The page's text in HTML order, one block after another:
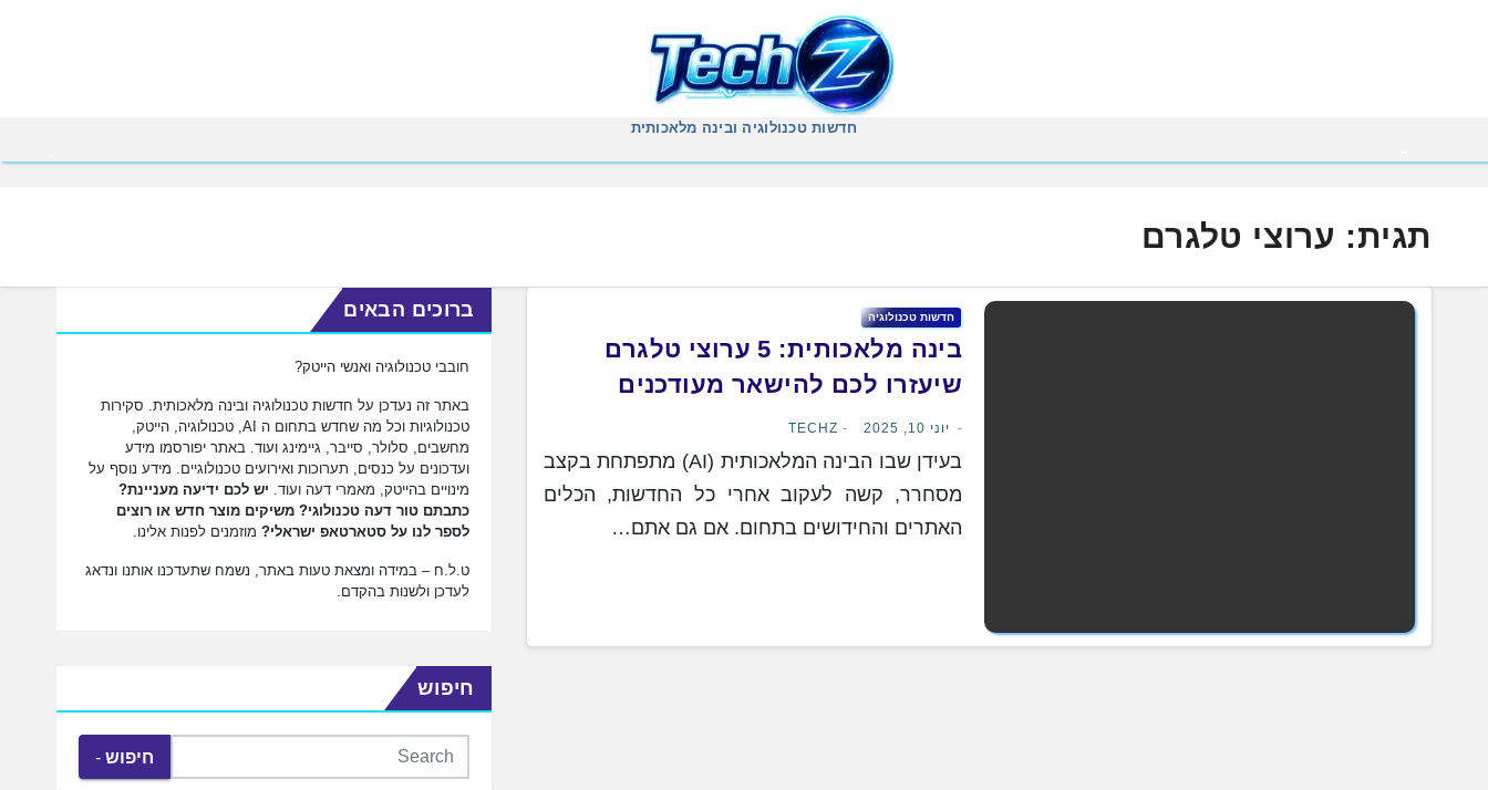
חדשות טכנולוגיה ובינה מלאכותית
תגית: ערוצי טלגרם
חדשות טכנולוגיה
בינה מלאכותית: 5 ערוצי טלגרם
שיעזרו לכם להישאר מעודכנים
יוני 10, 2025 TECHZ
בעידן שבו הבינה המלאכותית (AI) מתפתחת בקצב
מסחרר, קשה לעקוב אחרי כל החדשות, הכלים
האתרים והחידושים בתחום. אם גם אתם…
ברוכים הבאים
חובבי טכנולוגיה ואנשי הייטק?
באתר זה נעדכן על חדשות טכנולוגיה ובינה מלאכותית. סקירות
טכנולוגיות וכל מה שחדש בתחום ה AI, טכנולוגיה, הייטק,
מחשבים, סלולר, סייבר, גיימינג ועוד. באתר יפורסמו מידע
ועדכונים על כנסים, תערוכות ואירועים טכנולוגיים. מידע נוסף על
מינויים בהייטק, מאמרי דעה ועוד. יש לכם ידיעה מעניינת?
כתבתם טור דעה טכנולוגי? משיקים מוצר חדש או רוצים
לספר לנו על סטארטאפ ישראלי? מוזמנים לפנות אלינו.
ט.ל.ח – במידה ומצאת טעות באתר, נשמח שתעדכנו אותנו ונדאג
לעדכן ולשנות בהקדם.
חיפוש
חיפוש